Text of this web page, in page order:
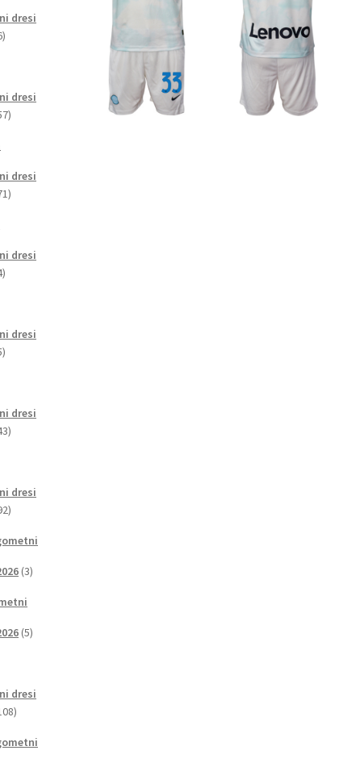
dresi
6
dresi
57
dresi
71
dresi
4
dresi
5
dresi
43
dresi
92
33
55
dresi
108